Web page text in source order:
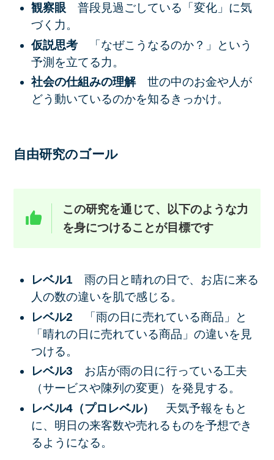
観察眼 普段見過ごしている「変化」に気
づく力。
仮説思考
「なぜこうなるのか？」という
予測を立てる力。
社会の仕組みの理解 世の中のお金や人が
どう動いているのかを知るきっかけ。
自由研究のゴール
この研究を通じて、以下のような力
を身につけることが目標です
レベル1 雨の日と晴れの日で、お店に来る
人の数の違いを肌で感じる。
レベル2
「雨の日に売れている商品」と
「晴れの日に売れている商品」の違いを見
つける。
レベル3 お店が雨の日に行っている工夫
（サービスや陳列の変更）を発見する。
レベル4（プロレベル） 天気予報をもと
に、明日の来客数や売れるものを予想でき
るようになる。